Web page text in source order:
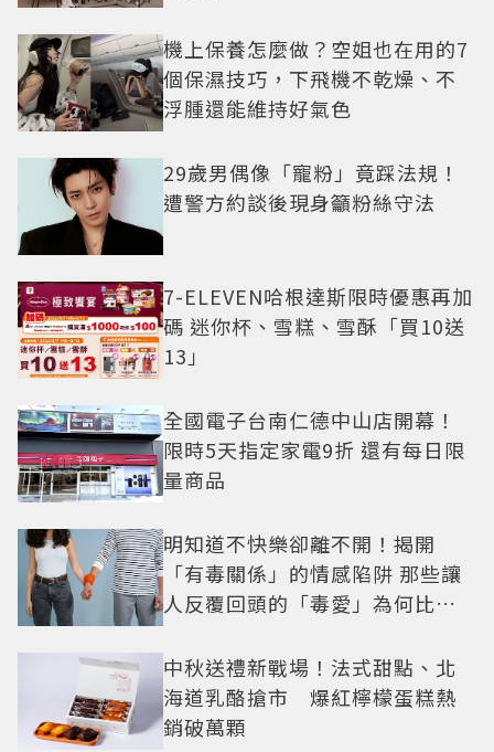
機上保養怎麼做？空姐也在用的7
個保濕技巧，下飛機不乾燥、不
浮腫還能維持好氣色
29歲男偶像「寵粉」竟踩法規！
遭警方約談後現身籲粉絲守法
7-ELEVEN哈根達斯限時優惠再加
碼 迷你杯、雪糕、雪酥「買10送
13」
全國電子台南仁德中山店開幕！
限時5天指定家電9折 還有每日限
量商品
明知道不快樂卻離不開！揭開
「有毒關係」的情感陷阱 那些讓
人反覆回頭的「毒愛」為何比菸
中秋送禮新戰場！法式甜點、北
海道乳酪搶市 爆紅檸檬蛋糕熱
銷破萬顆